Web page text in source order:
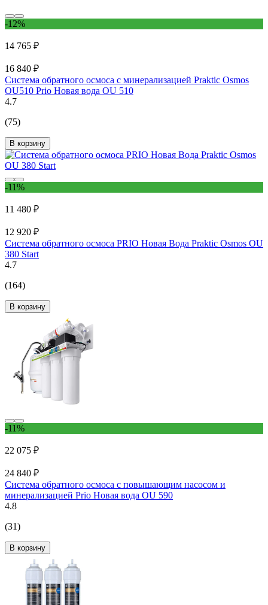
-12%
14 765 ₽
16 840 ₽
Система обратного осмоса с минерализацией Praktic Osmos
OU510 Prio Новая вода OU 510
4.7
(75)
В корзину
-11%
11 480 ₽
12 920 ₽
Система обратного осмоса PRIO Новая Вода Praktic Osmos OU
380 Start
4.7
(164)
В корзину
-11%
22 075 ₽
24 840 ₽
Система обратного осмоса с повышающим насосом и
минерализацией Prio Новая вода OU 590
4.8
(31)
В корзину